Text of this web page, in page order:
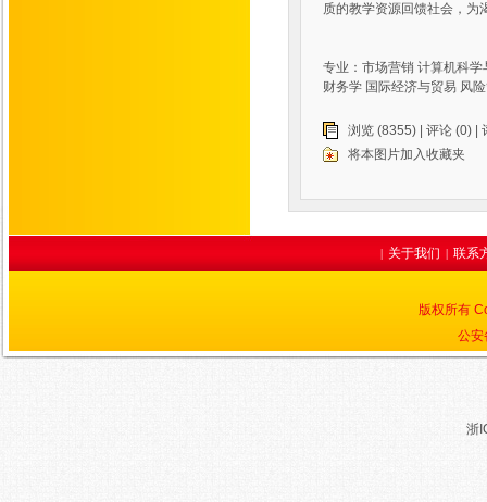
质的教学资源回馈社会，为
专业：市场营销 计算机科
财务学 国际经济与贸易 风
浏览 (8355) | 评论 (0) |
将本图片加入收藏夹
| 关于我们 | 联系
版权所有
公安
浙